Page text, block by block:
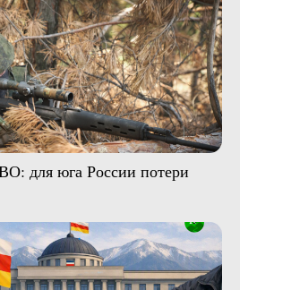
для юга России потери